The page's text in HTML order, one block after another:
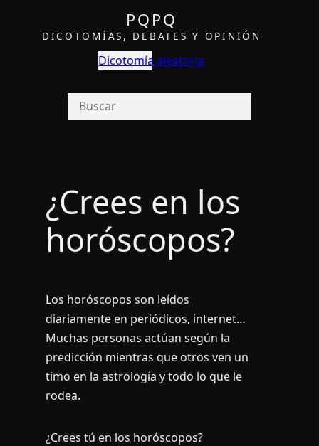
PQPQ
DICOTOMÍAS, DEBATES Y OPINIÓN
Dicotomía aleatoria
¿Crees en los
horóscopos?
Los horóscopos son leí­dos
diariamente en periódicos, internet…
Muchas personas actúan según la
predicción mientras que otros ven un
timo en la astrologí­a y todo lo que le
rodea.
¿Crees tú en los horóscopos?